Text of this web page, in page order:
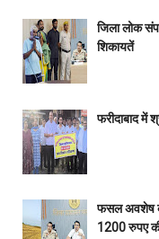
जिला लोक
शिकायतें
फरीदाबाद में
फसल अवशेष
1200 रुपए की